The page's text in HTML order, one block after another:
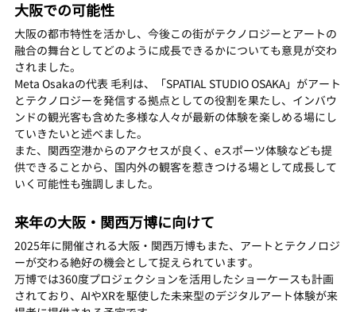
大阪での可能性
大阪の都市特性を活かし、今後この街がテクノロジーとアートの
融合の舞台としてどのように成長できるかについても意見が交わ
されました。
Meta Osakaの代表 毛利は、「SPATIAL STUDIO OSAKA」がアート
とテクノロジーを発信する拠点としての役割を果たし、インバウ
ンドの観光客も含めた多様な人々が最新の体験を楽しめる場にし
ていきたいと述べました。
また、関西空港からのアクセスが良く、eスポーツ体験なども提
供できることから、国内外の観客を惹きつける場として成長して
いく可能性も強調しました。
来年の大阪・関西万博に向けて
2025年に開催される大阪・関西万博もまた、アートとテクノロジ
ーが交わる絶好の機会として捉えられています。
万博では360度プロジェクションを活用したショーケースも計画
されており、AIやXRを駆使した未来型のデジタルアート体験が来